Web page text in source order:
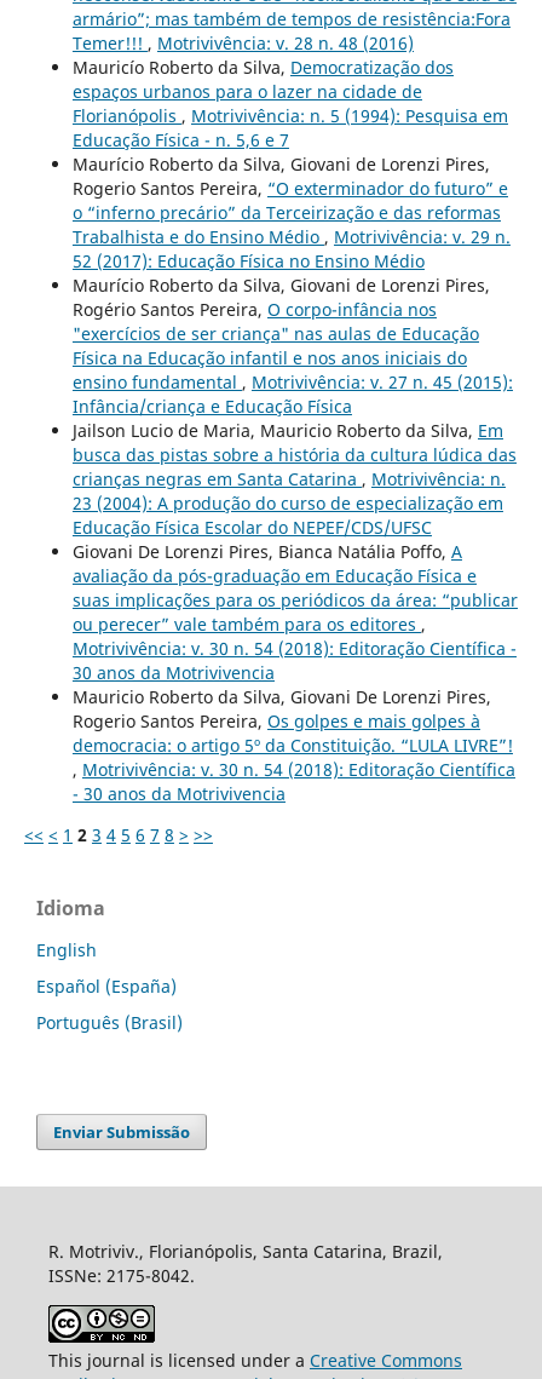
armário”; mas também de tempos de resistência:Fora
Temer!!! , Motrivivência: v. 28 n. 48 (2016)
Mauricío Roberto da Silva, Democratização dos
espaços urbanos para o lazer na cidade de
Florianópolis , Motrivivência: n. 5 (1994): Pesquisa em
Educação Física - n. 5,6 e 7
Maurício Roberto da Silva, Giovani de Lorenzi Pires,
Rogerio Santos Pereira, “O exterminador do futuro” e
o “inferno precário” da Terceirização e das reformas
Trabalhista e do Ensino Médio , Motrivivência: v. 29 n.
52 (2017): Educação Física no Ensino Médio
Maurício Roberto da Silva, Giovani de Lorenzi Pires,
Rogério Santos Pereira, O corpo-infância nos
"exercícios de ser criança" nas aulas de Educação
Física na Educação infantil e nos anos iniciais do
ensino fundamental , Motrivivência: v. 27 n. 45 (2015):
Infância/criança e Educação Física
Jailson Lucio de Maria, Mauricio Roberto da Silva, Em
busca das pistas sobre a história da cultura lúdica das
crianças negras em Santa Catarina , Motrivivência: n.
23 (2004): A produção do curso de especialização em
Educação Física Escolar do NEPEF/CDS/UFSC
Giovani De Lorenzi Pires, Bianca Natália Poffo, A
avaliação da pós-graduação em Educação Física e
suas implicações para os periódicos da área: “publicar
ou perecer” vale também para os editores ,
Motrivivência: v. 30 n. 54 (2018): Editoração Científica -
30 anos da Motrivivencia
Mauricio Roberto da Silva, Giovani De Lorenzi Pires,
Rogerio Santos Pereira, Os golpes e mais golpes à
democracia: o artigo 5º da Constituição. “LULA LIVRE”!
, Motrivivência: v. 30 n. 54 (2018): Editoração Científica
- 30 anos da Motrivivencia
<< < 1 2 3 4 5 6 7 8 > >>
Idioma
English
Español (España)
Português (Brasil)
Enviar Submissão
R. Motriviv., Florianópolis, Santa Catarina, Brazil,
ISSNe: 2175-8042.
This journal is licensed under a Creative Commons